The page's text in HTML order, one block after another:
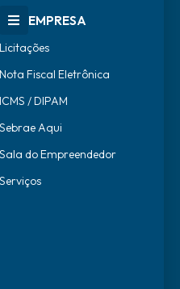
EMPRESA
Licitações
Nota Fiscal Eletrônica
ICMS / DIPAM
Sebrae Aqui
Sala do Empreendedor
Serviços